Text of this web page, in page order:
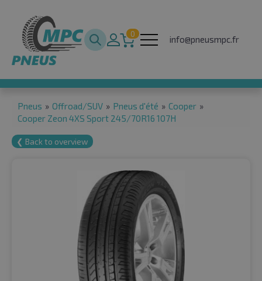
0
info@pneusmpc.fr
Pneus » Offroad/SUV » Pneus d'été » Cooper »
Cooper Zeon 4XS Sport 245/70R16 107H
❮ Back to overview